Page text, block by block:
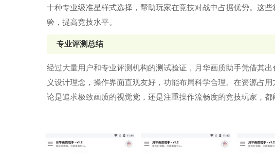
十种专业级准星样式选择，帮助玩家在竞技对战中占据优势。这
验，提高竞技水平。
专业评测总结
经过大量用户和专业评测机构的测试验证，月华画质助手凭借其
义设计理念，操作界面直观友好，功能布局科学合理。在资源占
论是追求极致画质的视觉党，还是注重操作流畅度的竞技玩家，都